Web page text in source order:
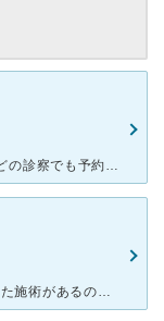
丁寧にやってくれます。 優しいです。 ただ、どの診察でも予約しても必ず2時間以上は待つ覚悟が必要です。予約するなら何時に終わるかわからないので、その後の予定は入れない方がいいです。 予約をアプリ
今回美容皮膚科に行くのが初めてで、どういった施術があるのか、どのくらいの料金がかかるのか分からず不安でしたが、そんな方にも大丈夫なよう丁寧な説明をしてくれたおかげで助かりました。また、前に相談に行った